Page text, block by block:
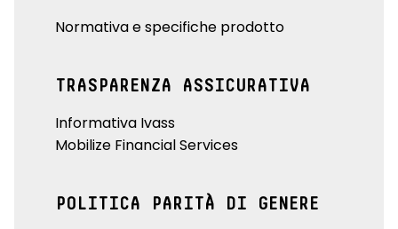
Normativa e specifiche prodotto
TRASPARENZA ASSICURATIVA
Informativa Ivass
Mobilize Financial Services
POLITICA PARITÀ DI GENERE